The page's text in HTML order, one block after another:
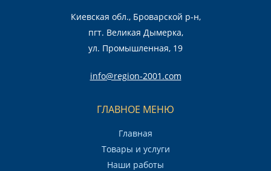
Киевская обл., Броварской р-н,
пгт. Великая Дымерка,
ул. Промышленная, 19
info@region-2001.com
ГЛАВНОЕ МЕНЮ
Главная
Товары и услуги
Наши работы